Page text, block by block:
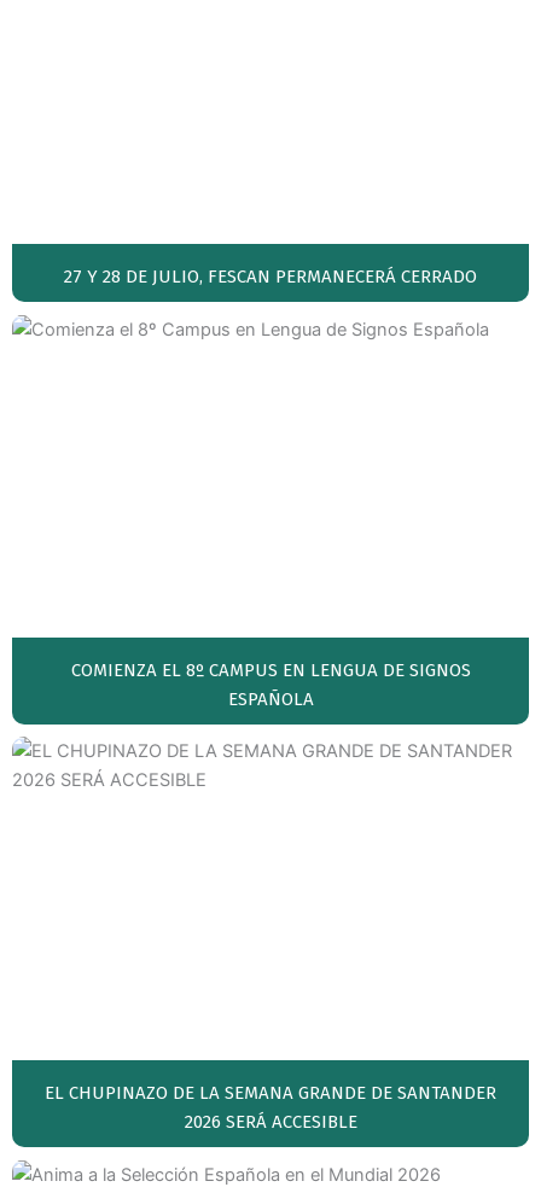
27 Y 28 DE JULIO, FESCAN PERMANECERÁ CERRADO
COMIENZA EL 8º CAMPUS EN LENGUA DE SIGNOS
ESPAÑOLA
EL CHUPINAZO DE LA SEMANA GRANDE DE SANTANDER
2026 SERÁ ACCESIBLE